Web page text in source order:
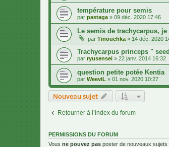
température pour semis
par pastaga » 09 déc. 2020 17:46
Le semis de trachycarpus, je
par Tinouchka » 14 déc. 2020
Trachycarpus princeps "
par ryusensei » 22 janv. 2014 16:32
question petite potée Kentia
par WeeviL » 01 nov. 2020 10:27
Nouveau sujet
Retourner à l’index du forum
PERMISSIONS DU FORUM
Vous ne pouvez pas poster de nouveaux sujets